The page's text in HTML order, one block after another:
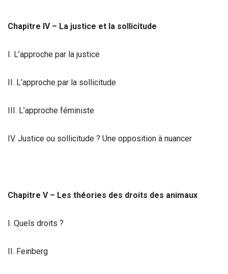
Chapitre IV – La justice et la sollicitude
I. L’approche par la justice
II. L’approche par la sollicitude
III. L’approche féministe
IV. Justice ou sollicitude ? Une opposition à nuancer
Chapitre V – Les théories des droits des animaux
I. Quels droits ?
II. Feinberg